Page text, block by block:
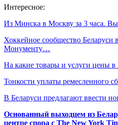
Интересное:
Из Минска в Москву за 3 часа.
Хоккейное сообщество Беларуси
Монументу…
На какие товары и услуги цены в
Тонкости уплаты ремесленного
В Беларуси предлагают ввести
Основанный выходцем из
центре спора с The New York